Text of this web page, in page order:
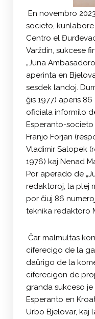
En novembro
societo,
Centro el
Varždin, sukcese
„Juna
aperinta en
sesdek landoj.
ĝis 1977) aperis
oficiala informilo
Esperanto-societo
Franjo Forjan
Vladimir Salopek
1976) kaj Nenad
Por aperado de
redaktoroj, la plej
por ĉiuj 86
teknika redaktoro
Ĉar malmultas
ciferecigo de la
daŭrigo de la
ciferecigon de
granda sukceso
Esperanto en
Urbo Bjelovar, kaj